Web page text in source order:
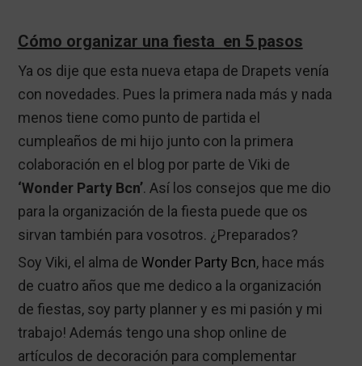
Cómo organizar una fiesta en 5 pasos
Ya os dije que esta nueva etapa de Drapets venía
con novedades. Pues la primera nada más y nada
menos tiene como punto de partida el
cumpleaños de mi hijo junto con la primera
colaboración en el blog por parte de Viki de
‘Wonder Party Bcn’. Así los consejos que me dio
para la organización de la fiesta puede que os
sirvan también para vosotros. ¿Preparados?
Soy Viki, el alma de Wonder Party Bcn, hace más
de cuatro años que me dedico a la organización
de fiestas, soy party planner y es mi pasión y mi
trabajo! Además tengo una shop online de
artículos de decoración para complementar